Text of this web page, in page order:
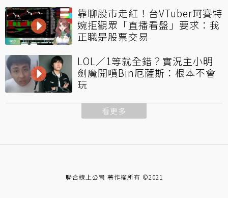
靠聊股市走紅！台VTuber珂賽特
婉拒觀眾「直播看盤」要求：我
正職是股票交易
LOL／1等就全錯？實況主小明
劍魔開噴Bin厄薩斯：根本不會
玩
看更多
聯合線上公司 著作權所有 ©2021